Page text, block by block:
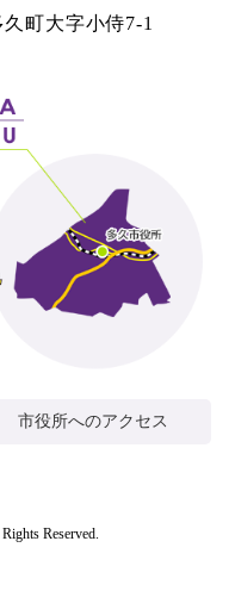
町大字小侍7-1
市役所へのアクセス
Reserved.